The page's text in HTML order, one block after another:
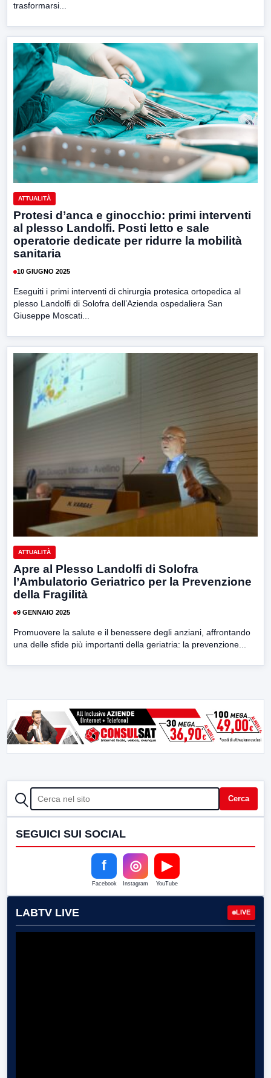
trasformarsi...
ATTUALITÀ
Protesi d’anca e ginocchio: primi interventi
al plesso Landolfi. Posti letto e sale
operatorie dedicate per ridurre la mobilità
sanitaria
10 GIUGNO 2025
Eseguiti i primi interventi di chirurgia protesica ortopedica al
plesso Landolfi di Solofra dell’Azienda ospedaliera San
Giuseppe Moscati...
ATTUALITÀ
Apre al Plesso Landolfi di Solofra
l’Ambulatorio Geriatrico per la Prevenzione
della Fragilità
9 GENNAIO 2025
Promuovere la salute e il benessere degli anziani, affrontando
una delle sfide più importanti della geriatria: la prevenzione...
CERCA Cerca
SEGUICI SUI SOCIAL
f
Facebook
◎
Instagram
▶
YouTube
LABTV LIVE LIVE